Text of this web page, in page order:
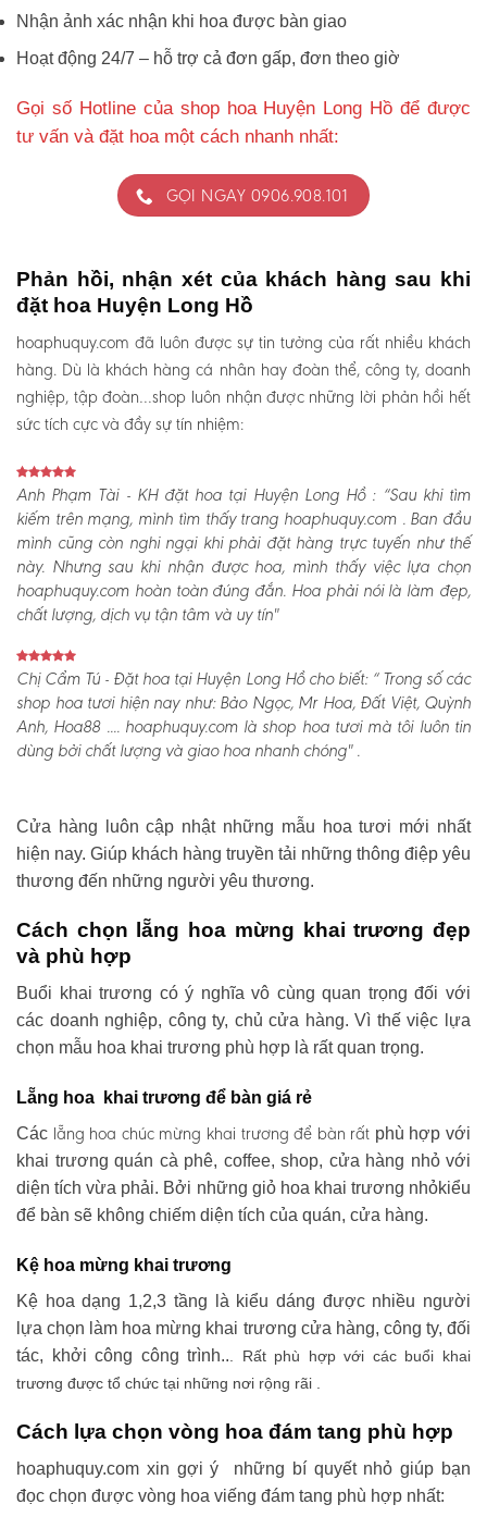
Nhận ảnh xác nhận khi hoa được bàn giao
Hoạt động 24/7 – hỗ trợ cả đơn gấp, đơn theo giờ
Gọi số Hotline của shop hoa Huyện Long Hồ để được
tư vấn và đặt hoa một cách nhanh nhất:
GỌI NGAY 0906.908.101
Phản hồi, nhận xét của khách hàng sau khi
đặt hoa Huyện Long Hồ
hoaphuquy.com đã luôn được sự tin tưởng của rất nhiều khách
hàng. Dù là khách hàng cá nhân hay đoàn thể, công ty, doanh
nghiệp, tập đoàn…shop luôn nhận được những lời phản hồi hết
sức tích cực và đầy sự tín nhiệm:
Anh Phạm Tài - KH đặt hoa tại Huyện Long Hồ :“Sau khi tìm
kiếm trên mạng, mình tìm thấy trang hoaphuquy.com . Ban đầu
mình cũng còn nghi ngại khi phải đặt hàng trực tuyến như thế
này. Nhưng sau khi nhận được hoa, mình thấy việc lựa chọn
hoaphuquy.com hoàn toàn đúng đắn. Hoa phải nói là làm đẹp,
chất lượng, dịch vụ tận tâm và uy tín"
Chị Cẩm Tú - Đặt hoa tại Huyện Long Hồ cho biết:“ Trong số các
shop hoa tươi hiện nay như: Bảo Ngọc, Mr Hoa, Đất Việt, Quỳnh
Anh, Hoa88 .... hoaphuquy.com là shop hoa tươi mà tôi luôn tin
dùng bởi chất lượng và giao hoa nhanh chóng" .
Cửa hàng luôn cập nhật những mẫu hoa tươi mới nhất
hiện nay. Giúp khách hàng truyền tải những thông điệp yêu
thương đến những người yêu thương.
Cách chọn lẵng hoa mừng khai trương đẹp
và phù hợp
Buổi khai trương có ý nghĩa vô cùng quan trọng đối với
các doanh nghiệp, công ty, chủ cửa hàng. Vì thế việc lựa
chọn mẫu hoa khai trương phù hợp là rất quan trọng.
Lẵng hoa khai trương để bàn giá rẻ
Các lẵng hoa chúc mừng khai trương để bàn rất phù hợp với
khai trương quán cà phê, coffee, shop, cửa hàng nhỏ với
diện tích vừa phải. Bởi những giỏ hoa khai trương nhỏkiểu
để bàn sẽ không chiếm diện tích của quán, cửa hàng.
Kệ hoa mừng khai trương
Kệ hoa dạng 1,2,3 tầng là kiểu dáng được nhiều người
lựa chọn làm hoa mừng khai trương cửa hàng, công ty, đối
tác, khởi công công trình.. . Rất phù hợp với các buổi khai
trương được tổ chức tại những nơi rộng rãi .
Cách lựa chọn vòng hoa đám tang phù hợp
hoaphuquy.com xin gợi ý những bí quyết nhỏ giúp bạn
đọc chọn được vòng hoa viếng đám tang phù hợp nhất: